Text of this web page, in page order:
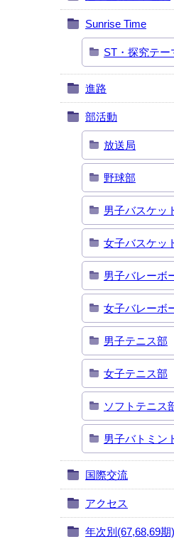
Sunrise Time
ST・探究テー
進路
部活動
放送局
野球部
男子バスケッ
女子バスケッ
男子バレーボ
女子バレーボ
男子テニス部
女子テニス部
ソフトテニス
男子バトミン
国際交流
アクセス
年次別(67,68,69期)